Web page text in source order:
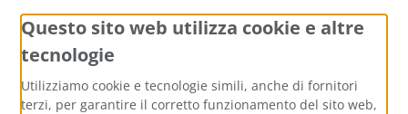
Metodi di pagamento
Questo sito web utilizza cookie e altre
tecnologie
Utilizziamo cookie e tecnologie simili, anche di fornitori
terzi, per garantire il corretto funzionamento del sito web,